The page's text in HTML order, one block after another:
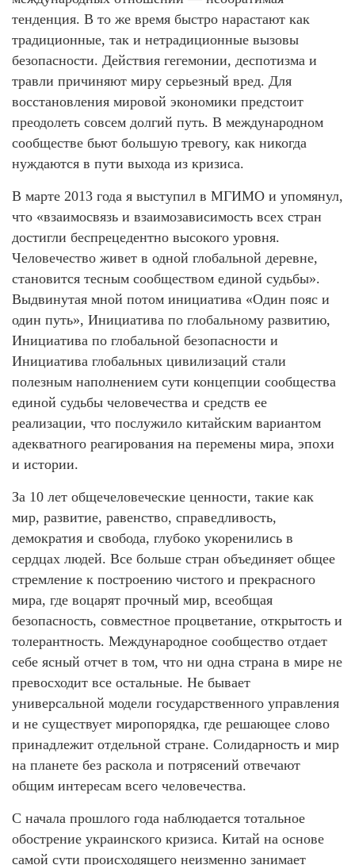
тенденция. В то же время быстро нарастают как
традиционные, так и нетрадиционные вызовы
безопасности. Действия гегемонии, деспотизма и
травли причиняют миру серьезный вред. Для
восстановления мировой экономики предстоит
преодолеть совсем долгий путь. В международном
сообществе бьют большую тревогу, как никогда
нуждаются в пути выхода из кризиса.
В марте 2013 года я выступил в МГИМО и упомянул,
что «взаимосвязь и взаимозависимость всех стран
достигли беспрецедентно высокого уровня.
Человечество живет в одной глобальной деревне,
становится тесным сообществом единой судьбы».
Выдвинутая мной потом инициатива «Один пояс и
один путь», Инициатива по глобальному развитию,
Инициатива по глобальной безопасности и
Инициатива глобальных цивилизаций стали
полезным наполнением сути концепции сообщества
единой судьбы человечества и средств ее
реализации, что послужило китайским вариантом
адекватного реагирования на перемены мира, эпохи
и истории.
За 10 лет общечеловеческие ценности, такие как
мир, развитие, равенство, справедливость,
демократия и свобода, глубоко укоренились в
сердцах людей. Все больше стран объединяет общее
стремление к построению чистого и прекрасного
мира, где воцарят прочный мир, всеобщая
безопасность, совместное процветание, открытость и
толерантность. Международное сообщество отдает
себе ясный отчет в том, что ни одна страна в мире не
превосходит все остальные. Не бывает
универсальной модели государственного управления
и не существует миропорядка, где решающее слово
принадлежит отдельной стране. Солидарность и мир
на планете без раскола и потрясений отвечают
общим интересам всего человечества.
С начала прошлого года наблюдается тотальное
обострение украинского кризиса. Китай на основе
самой сути происходящего неизменно занимает